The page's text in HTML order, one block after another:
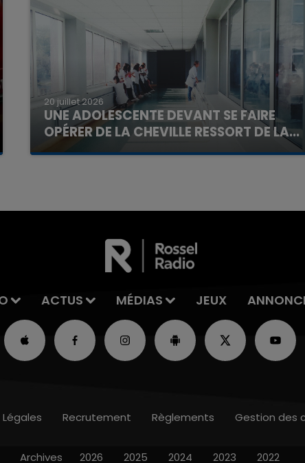
20 juillet 2026
UNE ADOLESCENTE DEVANT SE FAIRE
OPÉRER DE LA CHEVILLE RESSORT DE LA...
La famille a porté plainte contre la clinique qui a
ACTUS MÉDIAS JEUX
Recrutement Règlements Gestion des
Archives 2026 2025 2024 2023 2022